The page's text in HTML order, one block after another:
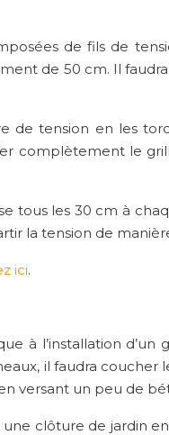
de fils de
de 50 cm. Il
de tension en les
complètement le
tous les 30 cm à
la tension de
ici.
à l’installation d’un
il faudra
versant un peu de
clôture de jardin